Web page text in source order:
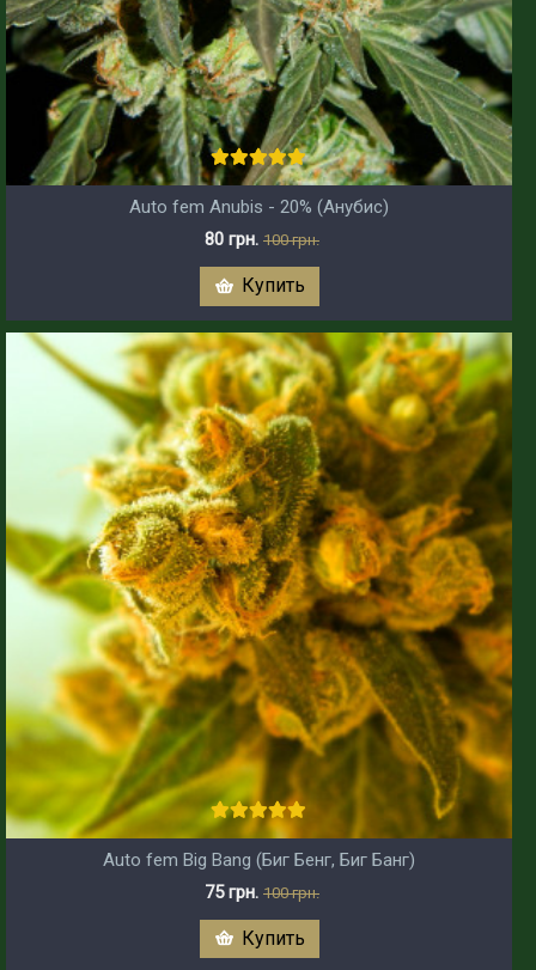
Auto fem Anubis - 20% (Анубис)
80 грн. 100 грн.
Купить
Auto fem Big Bang (Биг Бенг, Биг Банг)
75 грн. 100 грн.
Купить